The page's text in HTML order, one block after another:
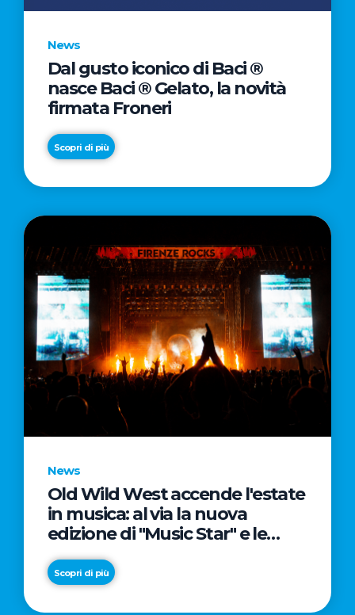
News
Dal gusto iconico di Baci ®
nasce Baci ® Gelato, la novità
firmata Froneri
Scopri di più
News
Old Wild West accende l'estate
in musica: al via la nuova
edizione di "Music Star" e le
prestigiose partnership con
Radio Italia e Live Nation
Scopri di più